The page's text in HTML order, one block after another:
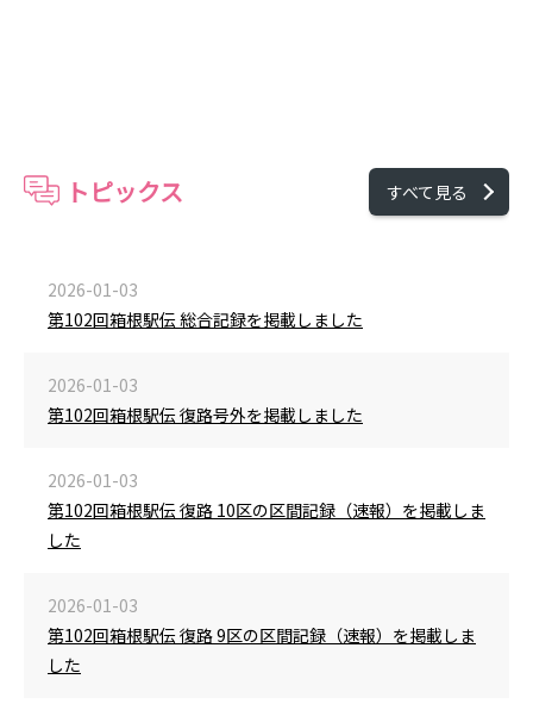
トピックス すべて見る
2026-01-03
第102回箱根駅伝 総合記録を掲載しました
2026-01-03
第102回箱根駅伝 復路号外を掲載しました
2026-01-03
第102回箱根駅伝 復路 10区の区間記録（速報）を掲載しま
した
2026-01-03
第102回箱根駅伝 復路 9区の区間記録（速報）を掲載しま
した